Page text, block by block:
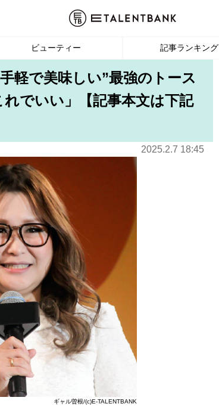
ビューティー 記事ランキング
軽で美味しい”最強のトース
れでいい」【記事本文は下記
2025.2.7 18:45
ギャル曽根/(c)E-TALENTBANK